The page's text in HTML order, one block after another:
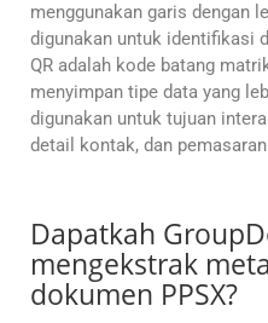
menggunakan garis dengan
digunakan untuk identifikasi
QR adalah kode batang
menyimpan tipe data yang
digunakan untuk tujuan
detail kontak, dan
Dapatkah
mengekstrak
dokumen PPSX?